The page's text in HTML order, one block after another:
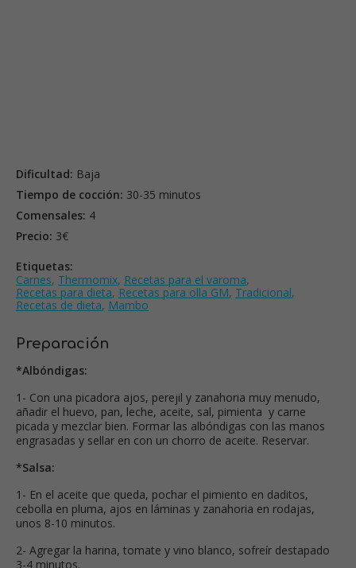
Dificultad: Baja
Tiempo de cocción: 30-35 minutos
Comensales: 4
Precio: 3€
Etiquetas:
Carnes, Thermomix, Recetas para el varoma,
Recetas para dieta, Recetas para olla GM, Tradicional,
Recetas de dieta, Mambo
Preparación
*Albóndigas:
1- Con una picadora ajos, perejil y zanahoria muy menudo,
añadir el huevo, pan, leche, aceite, sal, pimienta y carne
picada y mezclar bien. Formar las albóndigas con las manos
engrasadas y sellar en con un chorro de aceite. Reservar.
*Salsa:
1- En el aceite que queda, pochar el pimiento en daditos,
cebolla en pluma, ajos en láminas y zanahoria en rodajas,
unos 8-10 minutos.
2- Agregar la harina, tomate y vino blanco, sofreír destapado
3-4 minutos.